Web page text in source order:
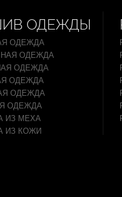
ОДЕЖДЫ
ОДЕЖДА
ОДЕЖДА
ОДЕЖДА
ОДЕЖДА
ОДЕЖДА
ОДЕЖДА
ИЗ МЕХА
ИЗ КОЖИ